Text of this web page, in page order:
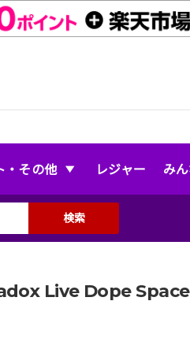
・その他 レジャー み
検索
Live Dope Space